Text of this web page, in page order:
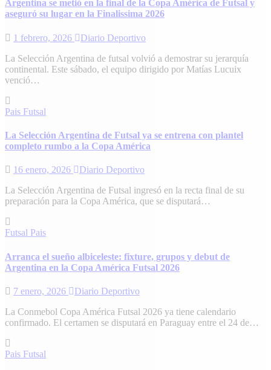
Argentina se metió en la final de la Copa América de Futsal y
aseguró su lugar en la Finalissima 2026
1 febrero, 2026
Diario Deportivo
La Selección Argentina de futsal volvió a demostrar su jerarquía
continental. Este sábado, el equipo dirigido por Matías Lucuix
venció…
Pais Futsal
La Selección Argentina de Futsal ya se entrena con plantel
completo rumbo a la Copa América
16 enero, 2026
Diario Deportivo
La Selección Argentina de Futsal ingresó en la recta final de su
preparación para la Copa América, que se disputará…
Futsal Pais
Arranca el sueño albiceleste: fixture, grupos y debut de
Argentina en la Copa América Futsal 2026
7 enero, 2026
Diario Deportivo
La Conmebol Copa América Futsal 2026 ya tiene calendario
confirmado. El certamen se disputará en Paraguay entre el 24 de…
Pais Futsal